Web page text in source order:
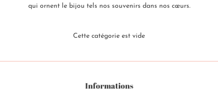
qui ornent le bijou tels nos souvenirs dans nos cœurs.
Cette catégorie est vide
Informations